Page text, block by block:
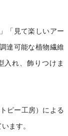
「見て楽しいアー
達可能な植物繊維
入れ、飾りつけま
ピー工房）による
ます。